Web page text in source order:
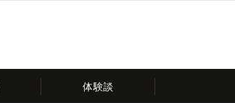
体験談